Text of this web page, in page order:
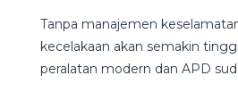
Tanpa manajemen
kecelakaan akan semakin
peralatan modern dan APD